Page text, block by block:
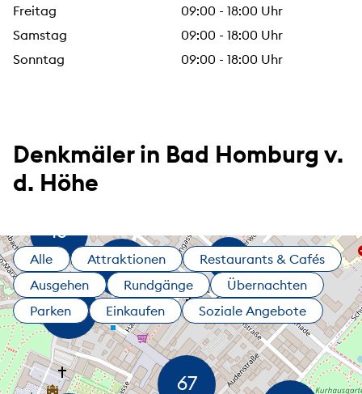
Freitag
09:00 - 18:00 Uhr
Samstag
09:00 - 18:00 Uhr
Sonntag
09:00 - 18:00 Uhr
Denkmäler in Bad Homburg v.
d. Höhe
Alle Attraktionen
Restaurants & Cafés
Ausgehen
Rundgänge
Übernachten
Parken
Einkaufen Soziale Angebote